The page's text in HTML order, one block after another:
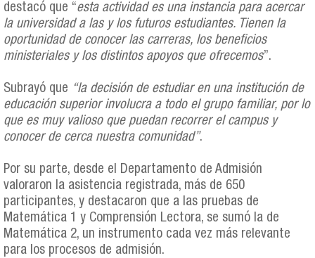
destacó que “esta actividad es una instancia para acercar
la universidad a las y los futuros estudiantes. Tienen la
oportunidad de conocer las carreras, los beneficios
ministeriales y los distintos apoyos que ofrecemos”.
Subrayó que “la decisión de estudiar en una institución de
educación superior involucra a todo el grupo familiar, por lo
que es muy valioso que puedan recorrer el campus y
conocer de cerca nuestra comunidad”.
Por su parte, desde el Departamento de Admisión
valoraron la asistencia registrada, más de 650
participantes, y destacaron que a las pruebas de
Matemática 1 y Comprensión Lectora, se sumó la de
Matemática 2, un instrumento cada vez más relevante
para los procesos de admisión.